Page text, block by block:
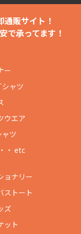
販サイト！
で承ってます！
ー
シャツ
ウエア
ツ
etc
ョナリー
ストート
ズ
ット